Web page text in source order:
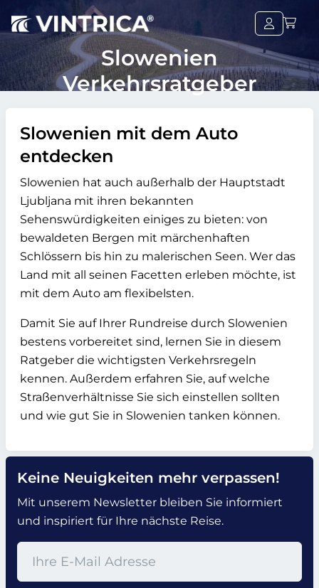
Slowenien
Verkehrsratgeber
Slowenien mit dem Auto
entdecken
Slowenien hat auch außerhalb der Hauptstadt
Ljubljana mit ihren bekannten
Sehenswürdigkeiten einiges zu bieten: von
bewaldeten Bergen mit märchenhaften
Schlössern bis hin zu malerischen Seen. Wer das
Land mit all seinen Facetten erleben möchte, ist
mit dem Auto am flexibelsten.
Damit Sie auf Ihrer Rundreise durch Slowenien
bestens vorbereitet sind, lernen Sie in diesem
Ratgeber die wichtigsten Verkehrsregeln
kennen. Außerdem erfahren Sie, auf welche
Straßenverhältnisse Sie sich einstellen sollten
und wie gut Sie in Slowenien tanken können.
Keine Neuigkeiten mehr verpassen!
Mit unserem Newsletter bleiben Sie informiert
und inspiriert für Ihre nächste Reise.